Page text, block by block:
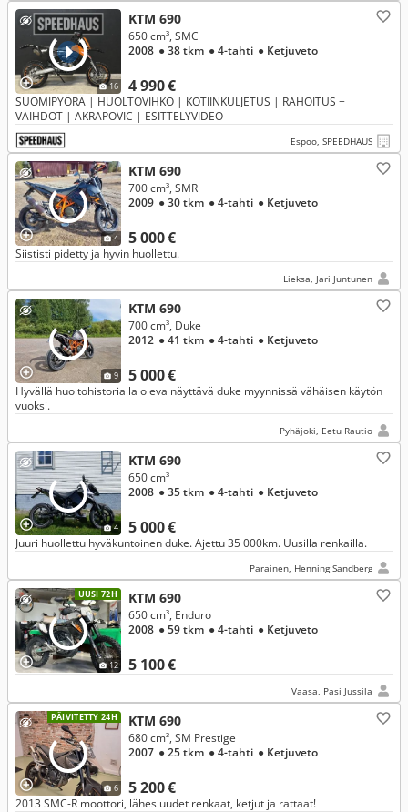
16
KTM 690
4 990 €
650 cm³, SMC
2008 ● 38 tkm ● 4-tahti ● Ketjuveto
SUOMIPYÖRÄ | HUOLTOVIHKO | KOTIINKULJETUS | RAHOITUS +
VAIHDOT | AKRAPOVIC | ESITTELYVIDEO
Espoo, SPEEDHAUS
4
KTM 690
5 000 €
700 cm³, SMR
2009 ● 30 tkm ● 4-tahti ● Ketjuveto
Siististi pidetty ja hyvin huollettu.
Lieksa, Jari Juntunen
9
KTM 690
5 000 €
700 cm³, Duke
2012 ● 41 tkm ● 4-tahti ● Ketjuveto
Hyvällä huoltohistorialla oleva näyttävä duke myynnissä vähäisen käytön
vuoksi.
Pyhäjoki, Eetu Rautio
4
KTM 690
5 000 €
650 cm³
2008 ● 35 tkm ● 4-tahti ● Ketjuveto
Juuri huollettu hyväkuntoinen duke. Ajettu 35 000km. Uusilla renkailla.
Parainen, Henning Sandberg
UUSI 72H
12
KTM 690
5 100 €
650 cm³, Enduro
2008 ● 59 tkm ● 4-tahti ● Ketjuveto
Vaasa, Pasi Jussila
PÄIVITETTY 24H
6
KTM 690
5 200 €
680 cm³, SM Prestige
2007 ● 25 tkm ● 4-tahti ● Ketjuveto
2013 SMC-R moottori, lähes uudet renkaat, ketjut ja rattaat!